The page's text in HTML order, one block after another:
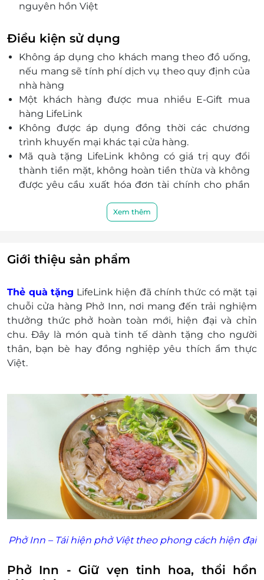
nguyên hồn Việt
dinh dưỡng
Thẻ quà tặng LifeLink là lựa chọn thiết thực, dễ
tặng, dễ dùng
Điều kiện sử dụng
Không áp dụng cho khách mang theo đồ uống,
nếu mang sẽ tính phí dịch vụ theo quy định của
nhà hàng
Một khách hàng được mua nhiều E-Gift mua
hàng LifeLink
Không được áp dụng đồng thời các chương
trình khuyến mại khác tại cửa hàng.
Mã quà tặng LifeLink không có giá trị quy đổi
thành tiền mặt, không hoàn tiền thừa và không
được yêu cầu xuất hóa đơn tài chính cho phần
Khách hàng có trách nhiệm bảo mật thông tin
mất hoặc ở trạng thái "Đã sử dụng" với bất kỳ lý
lượng sản phẩm hoặc dịch vụ được cung cấp
cũng như đối với các tranh chấp về sau giữa
khách hàng và nhà cung cấp.
LifeLink có quyền sửa chữa hoặc thay đổi điều
khoản và điều kiện sử dụng mà không thông
báo trước.
Xem thêm
Giới thiệu sản phẩm
Thẻ quà tặng LifeLink hiện đã chính thức có mặt tại
chuỗi cửa hàng Phở Inn, nơi mang đến trải nghiệm
thưởng thức phở hoàn toàn mới, hiện đại và chỉn
chu. Đây là món quà tinh tế dành tặng cho người
thân, bạn bè hay đồng nghiệp yêu thích ẩm thực
Việt.
Phở Inn – Tái hiện phở Việt theo phong cách hiện đại
Phở Inn - Giữ vẹn tinh hoa, thổi hồn